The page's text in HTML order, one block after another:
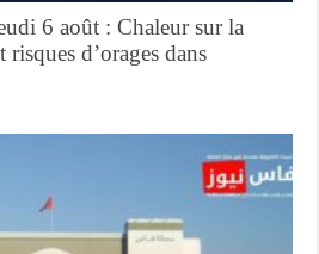
6 août : Chaleur sur la
d’orages dans